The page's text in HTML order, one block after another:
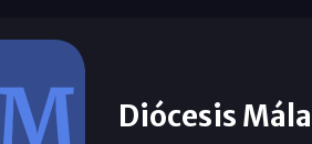
Diócesis